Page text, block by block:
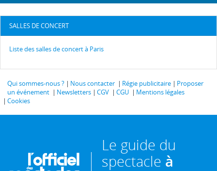
SALLES DE CONCERT
Liste des salles de concert à Paris
Qui sommes-nous ? Nous contacter Régie publicitaire
Proposer
un événement
Newsletters CGV CGU
Mentions légales
Cookies
Le guide du
spectacle à